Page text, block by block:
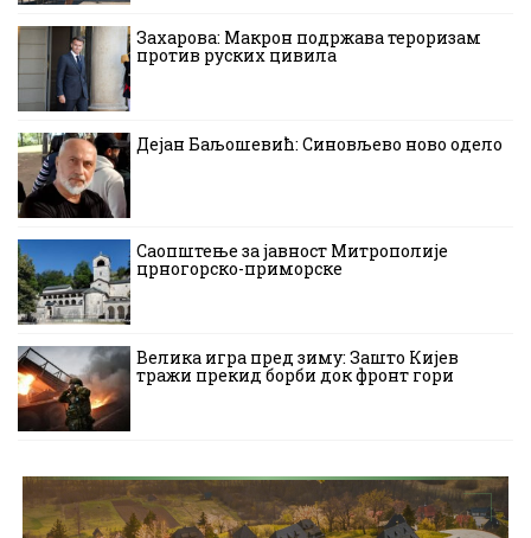
Захарова: Макрон подржава тероризам
против руских цивила
Дејан Баљошевић: Синовљево ново одело
Саопштење за јавност Митрополије
црногорско-приморске
Велика игра пред зиму: Зашто Кијев
тражи прекид борби док фронт гори